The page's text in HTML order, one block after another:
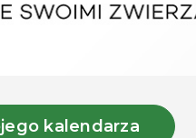
kalendarza